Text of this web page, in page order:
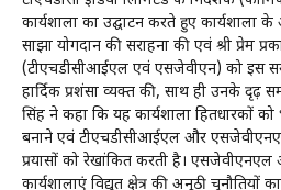
कार्यशाला का उद्घाटन करते हुए
साझा योगदान की सराहना की एवं श्री प्रेम
(टीएचडीसीआईएल एवं एसजेवीएन) को इस
हार्दिक प्रशंसा व्यक्त की, साथ ही उनके दृढ़
सिंह ने कहा कि यह कार्यशाला हितधारकों
बनाने एवं टीएचडीसीआईएल और
प्रयासों को रेखांकित करती है।
कार्यशालाएं विद्युत क्षेत्र की अनूठी चुनौतियों